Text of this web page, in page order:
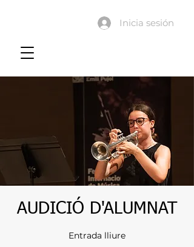
Inicia sesión
AUDICIÓ D'ALUMNAT
Entrada lliure